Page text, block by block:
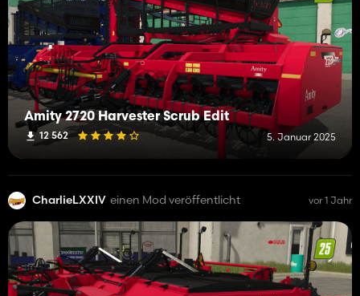
Amity 2720 Harvester Scrub Edit
12 562 5. Januar 2025
CharlieLXXIV einen Mod veröffentlicht vor 1 Jahr